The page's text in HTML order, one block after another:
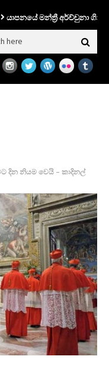
මන්ත්‍රී අර්ච්චුනා ගිනිඅවියක්
දින නියම වෙයි – කාදිනල්